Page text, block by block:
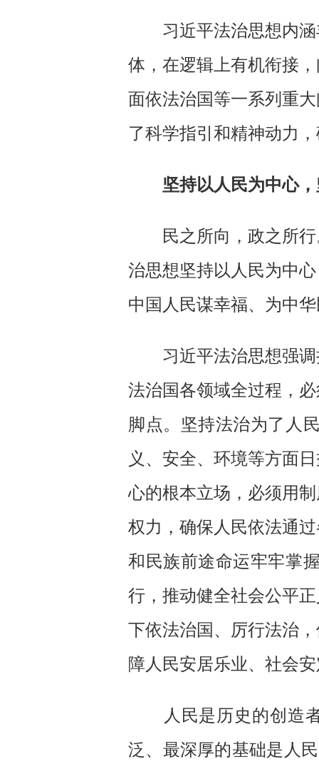
习近平法治思想内涵
体，在逻辑上有机衔接
面依法治国等一系列重
了科学指引和精神动力
坚持以人民为中心
民之所向，政之所行
治思想坚持以人民为中
中国人民谋幸福、为中
习近平法治思想强调
法治国各领域全过程，
脚点。坚持法治为了人
义、安全、环境等方面
心的根本立场，必须用
权力，确保人民依法通
和民族前途命运牢牢掌
行，推动健全社会公平
下依法治国、厉行法治
障人民安居乐业、社会
人民是历史的创造者
泛、最深厚的基础是人